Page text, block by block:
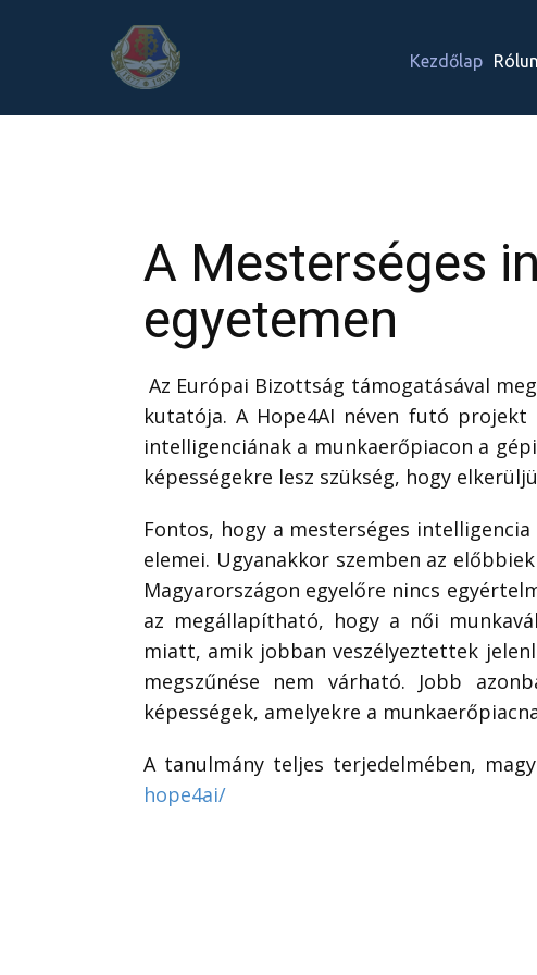
Kezdőlap
A Mesterséges
egyetemen
Az Európai Bizottság támogatásával
kutatója. A Hope4AI néven futó
intelligenciának a munkaerőpiacon a
képességekre lesz szükség, hogy
Fontos, hogy a mesterséges
elemei. Ugyanakkor szemben az
Magyarországon egyelőre nincs
az megállapítható, hogy a női
miatt, amik jobban veszélyeztettek
megszűnése nem várható. Jobb
képességek, amelyekre a
A tanulmány teljes terjedelmében,
hope4ai/